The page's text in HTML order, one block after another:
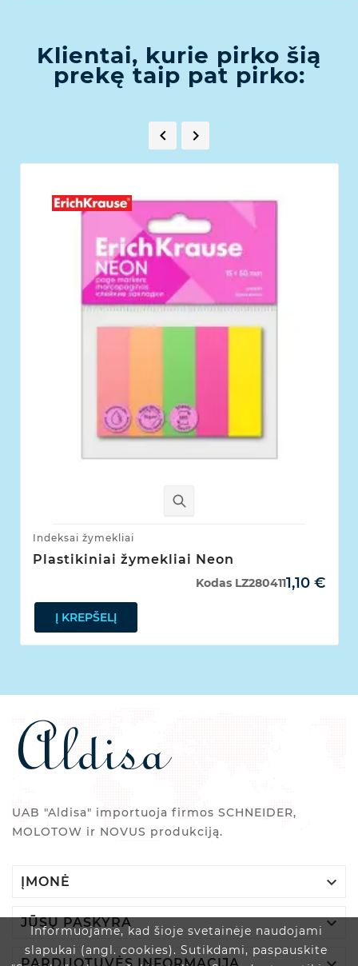
Informuojame, kad šioje svetainėje naudojami
slapukai (angl. cookies). Sutikdami, paspauskite
Klientai, kurie pirko šią
prekę taip pat pirko:
 
Indeksai žymekliai
Plastikiniai žymekliai Neon
1,10 €
Kodas LZ280411
Į KREPŠELĮ
UAB "Aldisa" importuoja firmos SCHNEIDER,
MOLOTOW ir NOVUS produkciją.
ĮMONĖ 
JŪSŲ PASKYRA 
PARDUOTUVĖS INFORMACIJA